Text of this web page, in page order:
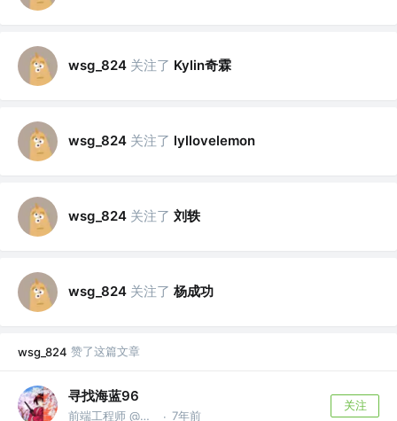
wsg_824 关注了 Kylin奇霖
wsg_824 关注了 lyllovelemon
wsg_824 关注了 刘轶
wsg_824 关注了 杨成功
wsg_824 赞了这篇文章
寻找海蓝96
前端工程师 @寻找海蓝 · 7年前
关注